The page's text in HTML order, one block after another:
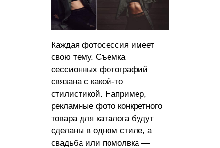
Каждая фотосессия имеет
свою тему. Съемка
сессионных фотографий
связана с какой-то
стилистикой. Например,
рекламные фото конкретного
товара для каталога будут
сделаны в одном стиле, а
свадьба или помолвка —